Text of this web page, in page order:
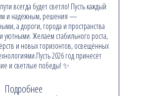
всегда будет светло! Пусть каждый
и надёжным, решения —
а дороги, города и пространства
Желаем стабильного роста,
и новых горизонтов, освещённых
2026 год принесёт
и светлые победы! ✨
Подробнее